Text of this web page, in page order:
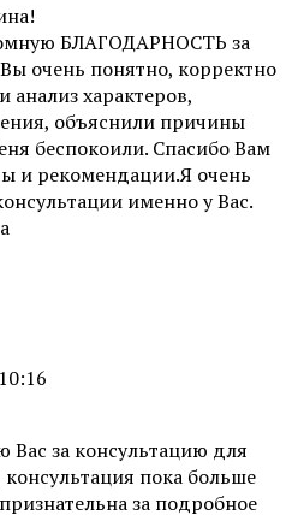
БЛАГОДАРНОСТЬ за
очень понятно, корректно
характеров,
объяснили причины
беспокоили. Спасибо Вам
и рекомендации.Я очень
именно у Вас.
Вас за консультацию для
пока больше
за подробное